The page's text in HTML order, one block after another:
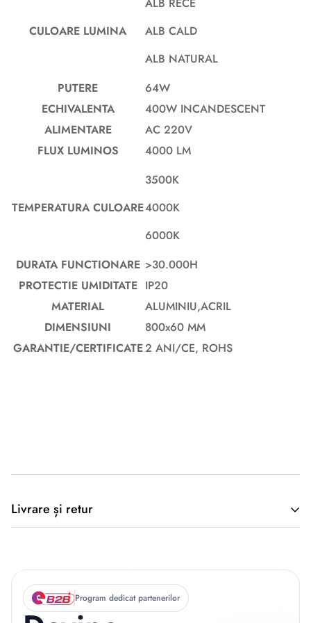
CULOARE LUMINA
ALB CALD
ALB NATURAL
PUTERE
64W
ECHIVALENTA
400W INCANDESCENT
ALIMENTARE
AC 220V
FLUX LUMINOS
4000 LM
TEMPERATURA CULOARE
3500K
4000K
6000K
DURATA FUNCTIONARE >30.000H
PROTECTIE UMIDITATE IP20
MATERIAL
ALUMINIU,ACRIL
DIMENSIUNI
800x60 MM
GARANTIE/CERTIFICATE2 ANI/CE, ROHS
Livrare și retur
🚚 Politica de Livrare –
EILUMINAT ELECTRICAL
Program dedicat partenerilor